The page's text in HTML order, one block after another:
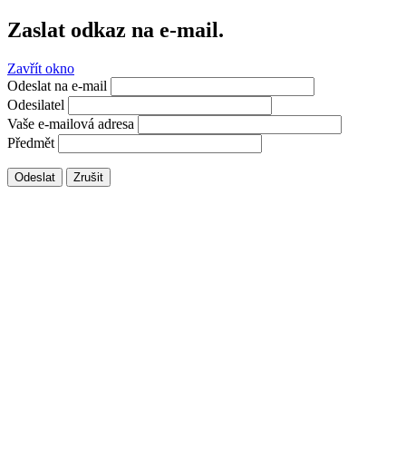
Zaslat odkaz na e-mail.
Zavřít okno
Odeslat na e-mail
Odesilatel
Vaše e-mailová adresa
Předmět
Odeslat Zrušit